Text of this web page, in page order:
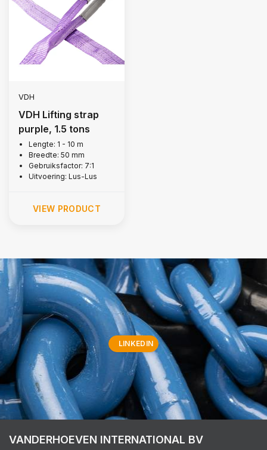
VDH
VDH Lifting strap
purple, 1.5 tons
Lengte: 1 - 10 m
Breedte: 50 mm
Gebruiksfactor: 7:1
Uitvoering: Lus-Lus
VIEW PRODUCT
LINKEDIN
VANDERHOEVEN INTERNATIONAL BV